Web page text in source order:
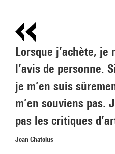
Lorsque j’achète, je
l’avis de personne.
je m’en suis
m’en souviens pas.
pas les critiques
Jean Chatelus